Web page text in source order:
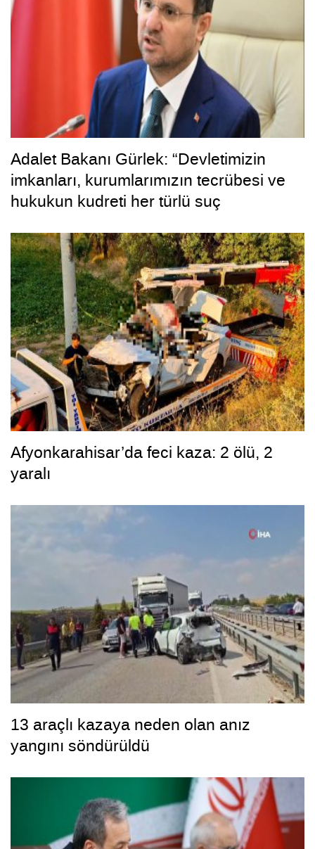
Adalet Bakanı Gürlek: “Devletimizin
imkanları, kurumlarımızın tecrübesi ve
hukukun kudreti her türlü suç
Afyonkarahisar’da feci kaza: 2 ölü, 2
yaralı
13 araçlı kazaya neden olan anız
yangını söndürüldü